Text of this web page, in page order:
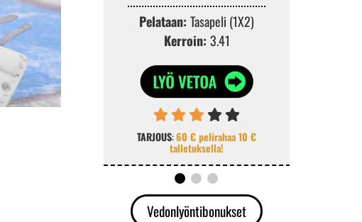
Pelataan: Tasapeli (1X2)
Kerroin: 3.41
TARJOUS:60 € pelirahaa 10 €
talletuksella!
Vedonlyöntibonukset